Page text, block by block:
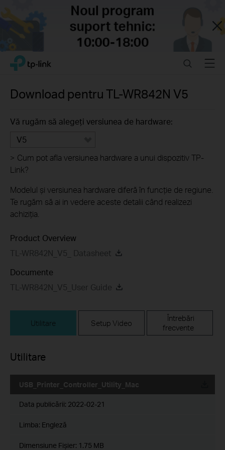
Close
Click
navigation
TP-Link, Reliably Smart SearchMenu
Download pentruTL-WR842N V5
Vă rugăm să alegeți versiunea de hardware:
V5
> Cum pot afla versiunea hardware a unui dispozitiv TP-
Link?
Modelul și versiunea hardware diferă în funcție de regiune.
Te rugăm să ai in vedere aceste detalii când realizezi
achiziția.
Product Overview
TL-WR842N_V5_ Datasheet
Documente
TL-WR842N_V5_User Guide
Utilitare Setup Video
Întrebări
frecvente
Utilitare
USB_Printer_Controller_Utility_Mac
Data publicării: 2022-02-21
Limba: Engleză
Dimensiune Fişier: 1.75 MB